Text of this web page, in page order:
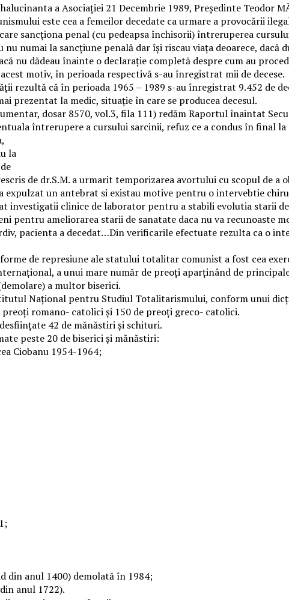
a Asociației 21 Decembrie 1989, Președinte Teodor
este cea a femeilor decedate ca urmare a provocării
sancționa penal (cu pedeapsa închisorii) întreruperea
numai la sancțiune penală dar își riscau viața deoarece,
nu dădeau înainte o declarație completă despre cum au
motiv, în perioada respectivă s-au înregistrat mii de decese.
rezultă că în perioada 1965 – 1989 s-au înregistrat 9.452 de
prezentat la medic, situație în care se producea decesul.
dosar 8570, vol.3, fila 111) redăm Raportul înaintat
întrerupere a cursului sarcinii, refuz ce a condus în final
la
de dr.S.M. a urmarit temporizarea avortului cu scopul de a
expulzat un antebrat si existau motive pentru o intervebtie
investigatii clinice de laborator pentru a stabili evolutia starii
pentru ameliorarea starii de sanatate daca nu va recunoaste
pacienta a decedat…Din verificarile efectuate rezulta ca o
forme de represiune ale statului totalitar comunist a fost cea
a unui mare număr de preoți aparținând de
a multor biserici.
Național pentru Studiul Totalitarismului, conform unui
romano- catolici și 150 de preoți greco- catolici.
42 de mănăstiri și schituri.
peste 20 de biserici și mănăstiri:
Ciobanu 1954-1964;
din anul 1400) demolată în 1984;
anul 1722).